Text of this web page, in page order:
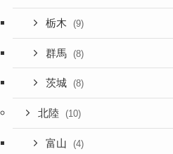
栃木 (9)
群馬 (8)
茨城 (8)
北陸 (10)
富山 (4)